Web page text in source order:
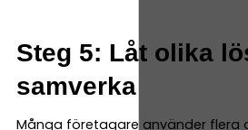
Steg 5: Låt olika
samverka
Många företagare använder flera